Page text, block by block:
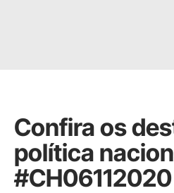
Confira os
política
#CH06112020